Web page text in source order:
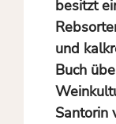
besitzt
und
Buch
Santorin